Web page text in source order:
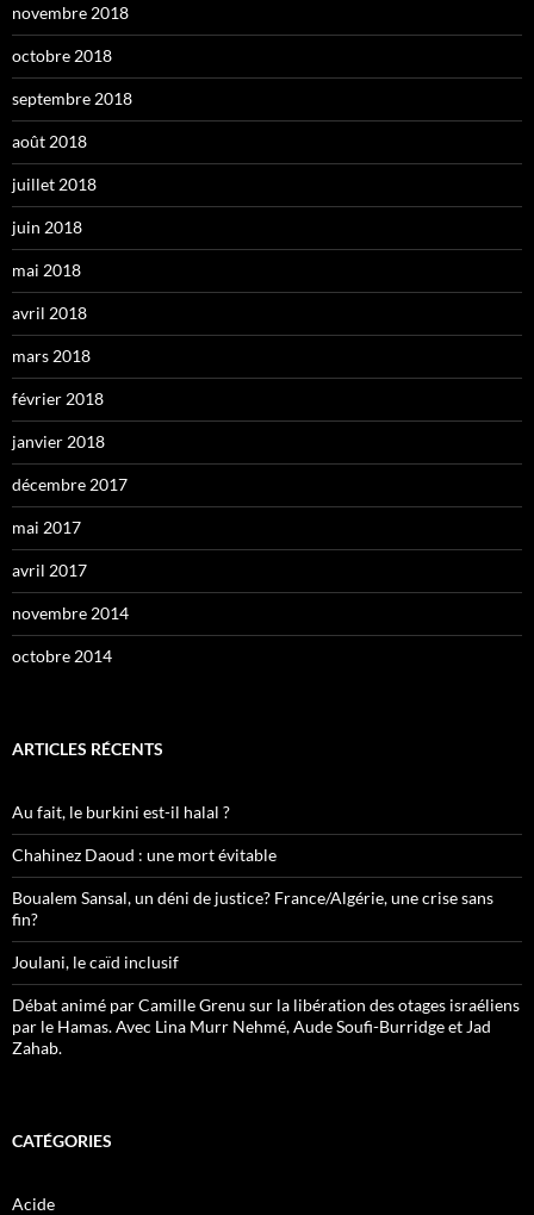
novembre 2018
octobre 2018
septembre 2018
août 2018
juillet 2018
juin 2018
mai 2018
avril 2018
mars 2018
février 2018
janvier 2018
décembre 2017
mai 2017
avril 2017
novembre 2014
octobre 2014
ARTICLES RÉCENTS
Au fait, le burkini est-il halal ?
Chahinez Daoud : une mort évitable
Boualem Sansal, un déni de justice? France/Algérie, une crise sans
fin?
Joulani, le caïd inclusif
Débat animé par Camille Grenu sur la libération des otages israéliens
par le Hamas. Avec Lina Murr Nehmé, Aude Soufi-Burridge et Jad
Zahab.
CATÉGORIES
Acide